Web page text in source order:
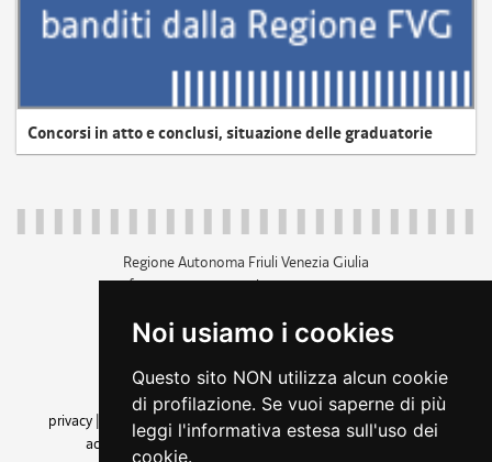
Noi usiamo i cookies
Questo sito NON utilizza alcun cookie
di profilazione. Se vuoi saperne di più
leggi l'informativa estesa sull'uso dei
cookie.
Concorsi in atto e conclusi, situazione delle graduatorie
Regione Autonoma Friuli Venezia Giulia
c.f. 80014930327; p.iva 00526040324
+39 040 3771111
amministrazione trasparente
privacy
cookie |note legali accessibilità
dichiarazione di
accessibilità| feedback cambio preferenze cookie